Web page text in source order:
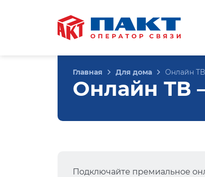
Главная Для дома Онлайн ТВ
Онлайн ТВ
Подключайте премиальное